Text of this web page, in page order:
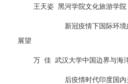
王天姿 黑河学院文化旅游学院
新冠疫情下国际环
展望
万 佳 武汉大学中国边界与海
后疫情时代印度国